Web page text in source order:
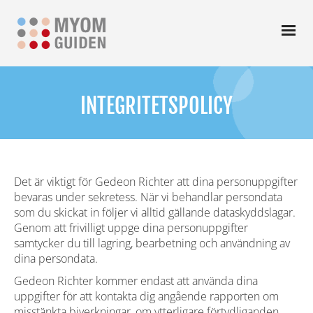
INTEGRITETSPOLICY
Det är viktigt för Gedeon Richter att dina personuppgifter
bevaras under sekretess. När vi behandlar persondata
som du skickat in följer vi alltid gällande dataskyddslagar.
Genom att frivilligt uppge dina personuppgifter
samtycker du till lagring, bearbetning och användning av
dina persondata.
Gedeon Richter kommer endast att använda dina
uppgifter för att kontakta dig angående rapporten om